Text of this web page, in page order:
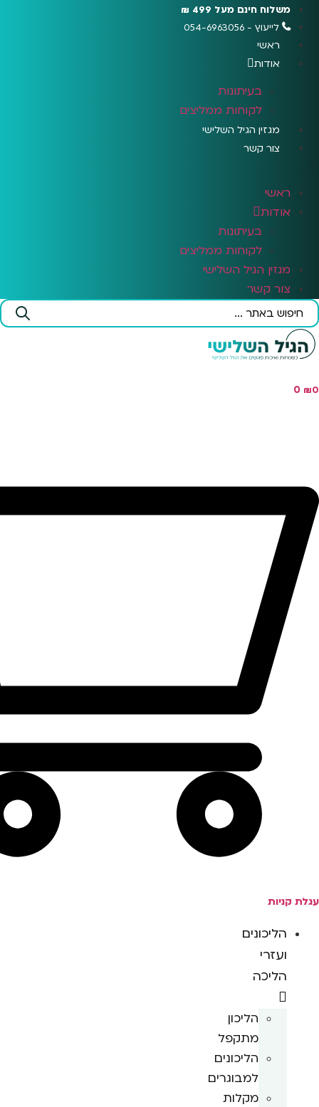
לתוכן
משלוח חינם מעל 499 ₪
לייעוץ - 054-6963056
ראשי
אודות
בעיתונות
לקוחות ממליצים
מגזין הגיל השלישי
צור קשר
ראשי
אודות
בעיתונות
לקוחות ממליצים
מגזין הגיל השלישי
צור קשר
Search
...
₪0
0
עגלת קניות
הליכונים
ועזרי
הליכה
הליכון
מתקפל
הליכונים
למבוגרים
מקלות